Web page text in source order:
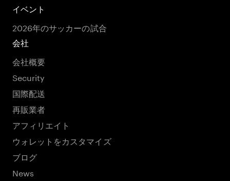
イベント
2026年のサッカーの試合
会社
会社概要
Security
国際配送
再販業者
アフィリエイト
ウォレットをカスタマイズ
ブログ
News